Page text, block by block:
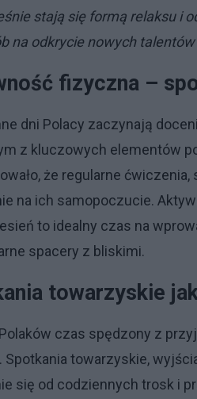
stają się formą relaksu i
na odkrycie nowych
fizyczna –
dni Polacy zaczynają
z kluczowych elementów
że regularne
na ich samopoczucie.
to idealny czas na
spacery z bliskimi.
towarzyskie
Polaków czas spędzony z
Spotkania towarzyskie,
się od codziennych trosk i